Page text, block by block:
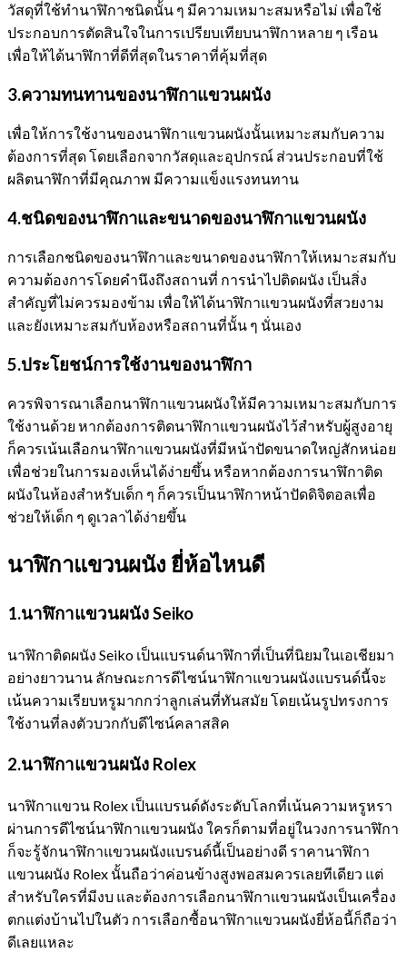
วัสดุที่ใช้ทำนาฬิกาชนิดนั้น ๆ มีความเหมาะสมหรือไม่ เพื่อใช้
ประกอบการตัดสินใจในการเปรียบเทียบนาฬิกาหลาย ๆ เรือน
เพื่อให้ได้นาฬิกาที่ดีที่สุดในราคาที่คุ้มที่สุด
3.ความทนทานของนาฬิกาแขวนผนัง
เพื่อให้การใช้งานของนาฬิกาแขวนผนังนั้นเหมาะสมกับความ
ต้องการที่สุด โดยเลือกจากวัสดุและอุปกรณ์ ส่วนประกอบที่ใช้
ผลิตนาฬิกาที่มีคุณภาพ มีความแข็งแรงทนทาน
4.ชนิดของนาฬิกาและขนาดของนาฬิกาแขวนผนัง
การเลือกชนิดของนาฬิกาและขนาดของนาฬิกาให้เหมาะสมกับ
ความต้องการโดยคำนึงถึงสถานที่ การนำไปติดผนัง เป็นสิ่ง
สำคัญที่ไม่ควรมองข้าม เพื่อให้ได้นาฬิกาแขวนผนังที่สวยงาม
และยังเหมาะสมกับห้องหรือสถานที่นั้น ๆ นั่นเอง
5.ประโยชน์การใช้งานของนาฬิกา
ควรพิจารณาเลือกนาฬิกาแขวนผนังให้มีความเหมาะสมกับการ
ใช้งานด้วย หากต้องการติดนาฬิกาแขวนผนังไว้สำหรับผู้สูงอายุ
ก็ควรเน้นเลือกนาฬิกาแขวนผนังที่มีหน้าปัดขนาดใหญ่สักหน่อย
เพื่อช่วยในการมองเห็นได้ง่ายขึ้น หรือหากต้องการนาฬิกาติด
ผนังในห้องสำหรับเด็ก ๆ ก็ควรเป็นนาฬิกาหน้าปัดดิจิตอลเพื่อ
ช่วยให้เด็ก ๆ ดูเวลาได้ง่ายขึ้น
นาฬิกาแขวนผนัง ยี่ห้อไหนดี
1.นาฬิกาแขวนผนังSeiko
นาฬิกาติดผนัง Seiko เป็นแบรนด์นาฬิกาที่เป็นที่นิยมในเอเชียมา
อย่างยาวนาน ลักษณะการดีไซน์นาฬิกาแขวนผนังแบรนด์นี้จะ
เน้นความเรียบหรูมากกว่าลูกเล่นที่ทันสมัย โดยเน้นรูปทรงการ
ใช้งานที่ลงตัวบวกกับดีไซน์คลาสสิค
2.นาฬิกาแขวนผนัง Rolex
นาฬิกาแขวน Rolex เป็นแบรนด์ดังระดับโลกที่เน้นความหรูหรา
ผ่านการดีไซน์นาฬิกาแขวนผนัง ใครก็ตามที่อยู่ในวงการนาฬิกา
ก็จะรู้จักนาฬิกาแขวนผนังแบรนด์นี้เป็นอย่างดี ราคานาฬิกา
แขวนผนัง Rolex นั้นถือว่าค่อนข้างสูงพอสมควรเลยทีเดียว แต่
สำหรับใครที่มีงบ และต้องการเลือกนาฬิกาแขวนผนังเป็นเครื่อง
ตกแต่งบ้านไปในตัว การเลือกซื้อนาฬิกาแขวนผนังยี่ห้อนี้ก็ถือว่า
ดีเลยแหละ